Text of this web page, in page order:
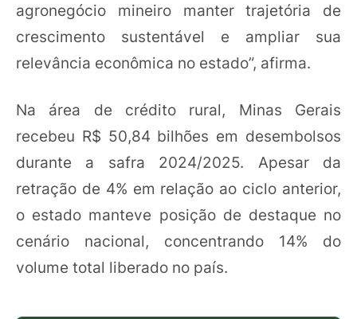
agronegócio mineiro manter trajetória de
crescimento sustentável e ampliar sua
relevância econômica no estado”, afirma.
Na área de crédito rural, Minas Gerais
recebeu R$ 50,84 bilhões em desembolsos
durante a safra 2024/2025. Apesar da
retração de 4% em relação ao ciclo anterior,
o estado manteve posição de destaque no
cenário nacional, concentrando 14% do
volume total liberado no país.